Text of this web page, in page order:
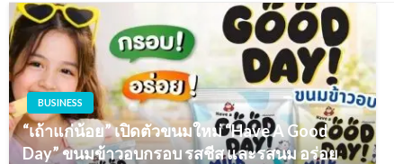
BUSINESS
“เถ้าแก่น้อย” เปิดตัวขนมใหม่ “Have A Good
Day” ขนมข้าวอบกรอบ รสชีส และรสนม อร่อย